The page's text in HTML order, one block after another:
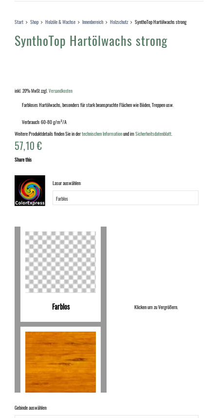
Start Shop Holzöle & Wachse Innenbereich Holzschutz SynthoTop Hartölwachs strong
SynthoTop Hartölwachs strong
inkl. 20% MwStzzgl.Versandkosten
Farbloses Hartölwachs, besonders für stark beanspruchte Flächen wie Böden, Treppen usw.
Verbrauch: 60-80 g/m²/A
Weitere Produktdetails finden Sie in dertechnischen Informationund imSicherheitsdatenblatt
57,10€
Lasur auswählen:
Farblos Klicken um zu Vergrößern.
Gebinde auswählen:
Share this